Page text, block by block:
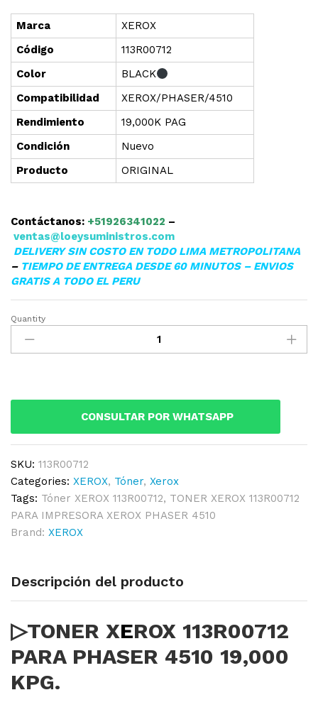
Marca
XEROX
Código
113R00712
Color
BLACK
Compatibilidad
XEROX/PHASER/4510
Rendimiento
19,000K PAG
Condición
Nuevo
Producto
ORIGINAL
Contáctanos: +51926341022 –
ventas@loeysuministros.com
DELIVERY SIN COSTO EN TODO LIMA METROPOLITANA
– TIEMPO DE ENTREGA DESDE 60 MINUTOS – ENVIOS
GRATIS A TODO EL PERU
▷TONER
XEROX
113R00712
quantity
Quantity
CONSULTAR POR WHATSAPP
SKU: 113R00712
Categories: XEROX, Tóner, Xerox
Tags: Tóner XEROX 113R00712, TONER XEROX 113R00712
PARA IMPRESORA XEROX PHASER 4510
Brand: XEROX
Descripción del producto
▷TONER XEROX 113R00712
PARA PHASER 4510 19,000
KPG.